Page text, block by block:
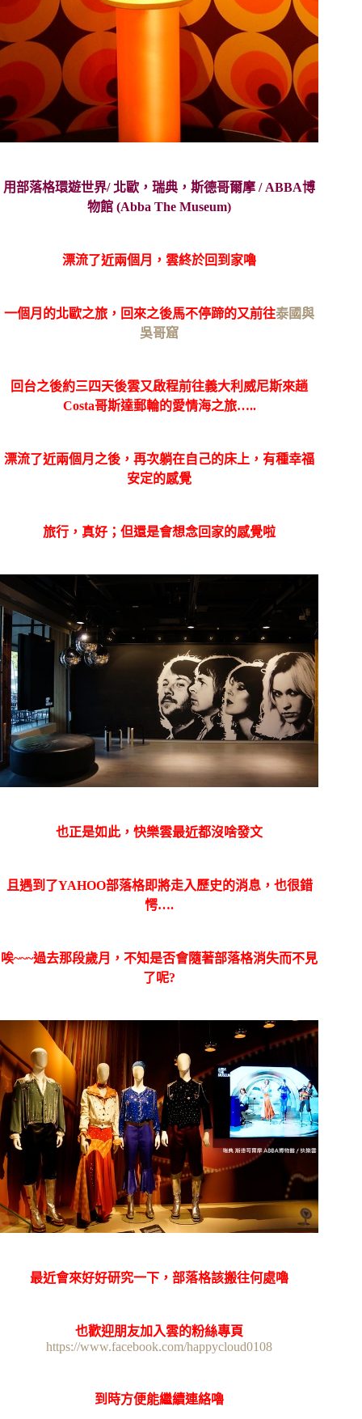
用部落格環遊世界/ 北歐，瑞典，斯德哥爾摩 / ABBA博
物館 (Abba The Museum)
漂流了近兩個月，雲終於回到家嚕
一個月的北歐之旅，回來之後馬不停蹄的又前往泰國與
吳哥窟
回台之後約三四天後雲又啟程前往義大利威尼斯來趟
Costa哥斯達郵輪的愛情海之旅…..
漂流了近兩個月之後，再次躺在自己的床上，有種幸福
安定的感覺
旅行，真好；但還是會想念回家的感覺啦
也正是如此，快樂雲最近都沒啥發文
且遇到了YAHOO部落格即將走入歷史的消息，也很錯
愕….
唉~~~過去那段歲月，不知是否會隨著部落格消失而不見
了呢?
最近會來好好研究一下，部落格該搬往何處嚕
也歡迎朋友加入雲的粉絲專頁
https://www.facebook.com/happycloud0108
到時方便能繼續連絡嚕